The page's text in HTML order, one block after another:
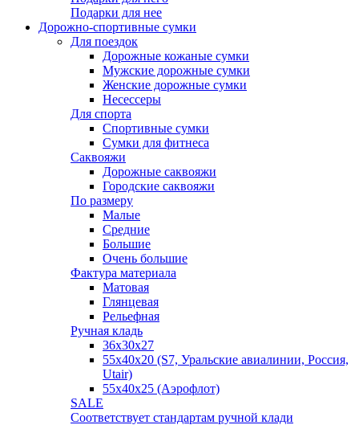
Подарки для нее
Дорожно-спортивные сумки
Для поездок
Дорожные кожаные сумки
Мужские дорожные сумки
Женские дорожные сумки
Несессеры
Для спорта
Спортивные сумки
Сумки для фитнеса
Саквояжи
Дорожные саквояжи
Городские саквояжи
По размеру
Малые
Средние
Большие
Очень большие
Фактура материала
Матовая
Глянцевая
Рельефная
Ручная кладь
36х30x27
55х40х20 (S7, Уральские авиалинии, Россия,
Utair)
55х40х25 (Аэрофлот)
SALE
Соответствует стандартам ручной клади